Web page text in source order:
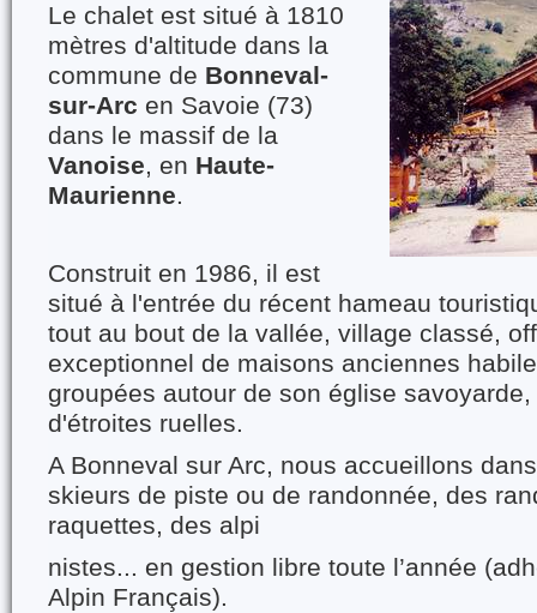
Le chalet est situé à 1810
mètres d'altitude dans la
commune de Bonneval-
sur-Arc en Savoie (73)
dans le massif de la
Vanoise, en Haute-
Maurienne.
Construit en 1986, il est
situé à l'entrée du récent hameau
tout au bout de la vallée, village classé,
exceptionnel de maisons anciennes
groupées autour de son église
d'étroites ruelles.
A Bonneval sur Arc, nous accueillons
skieurs de piste ou de randonnée, des
raquettes, des alpi
nistes... en gestion libre toute l’année
Alpin Français).